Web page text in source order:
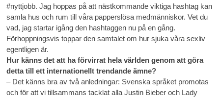
#nyttjobb. Jag hoppas på att nästkommande viktiga hashtag kan
samla hus och rum till våra papperslösa medmänniskor. Vet du
vad, jag startar igång den hashtaggen nu på en gång.
Förhoppningsvis toppar den samtalet om hur sjuka våra sexliv
egentligen är.
Hur känns det att ha förvirrat hela världen genom att göra
detta till ett internationellt trendande ämne?
– Det känns bra av två anledningar: Svenska språket promotas
och för att vi tillsammans tacklat alla Justin Bieber och Lady